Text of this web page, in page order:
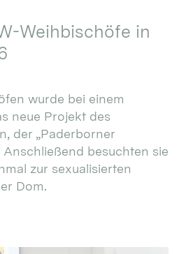
Weihbischöfe in
wurde bei einem
neue Projekt des
der „Paderborner
Anschließend besuchten sie
zur sexualisierten
Dom.